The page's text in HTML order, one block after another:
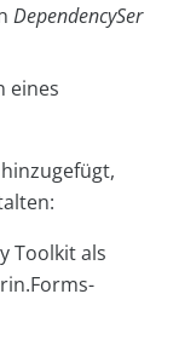
DependencySer
eines
Toolkit als